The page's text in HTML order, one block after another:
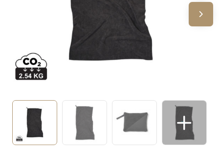
Zomergeschenken
Zomerpakketten